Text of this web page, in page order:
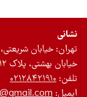
ابتدای عباس‌آباد،
واحد ۵